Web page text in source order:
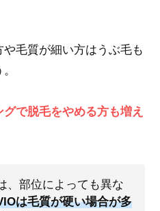
毛質が細い方はうぶ毛も
で脱毛をやめる方も増え
、部位によっても異な
は毛質が硬い場合が多